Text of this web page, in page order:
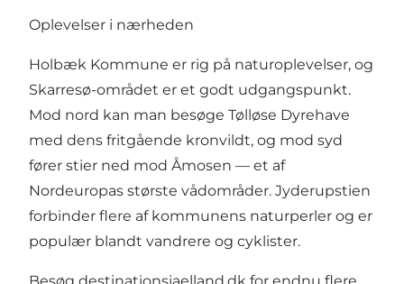
Oplevelser i nærheden
Holbæk Kommune er rig på naturoplevelser, og
Skarresø-området er et godt udgangspunkt.
Mod nord kan man besøge Tølløse Dyrehave
med dens fritgående kronvildt, og mod syd
fører stier ned mod Åmosen — et af
Nordeuropas største vådområder. Jyderupstien
forbinder flere af kommunens naturperler og er
populær blandt vandrere og cyklister.